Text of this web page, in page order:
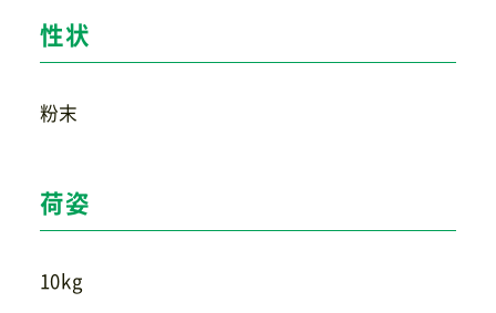
性状
粉末
荷姿
10kg